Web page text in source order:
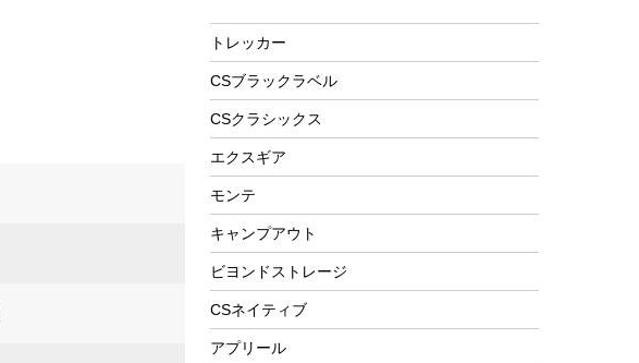
フードボトル
コーヒー&ミル
トレー
ランチョンマット
ランチボックス
ピクニックセット
ツール、他
アクセサリー
自転車ウェア
フローティングベスト
ヘルメット
エアーポンプ
ウィンター
防寒ウェア
ツール&アクセサリー
トレッキング
トレッキングステッキ
トレッカー
CSブラックラベル
CSクラシックス
エクスギア
モンテ
キャンプアウト
ビヨンドストレージ
CSネイティブ
アプリール